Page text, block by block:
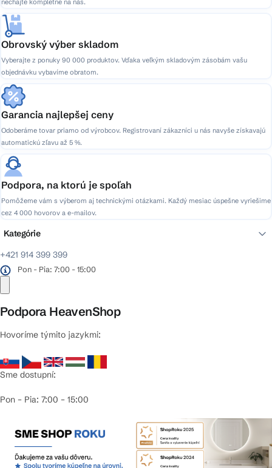
nechajte kompletne na nás.
Obrovský výber skladom
Vyberajte z ponuky 90 000 produktov. Vďaka veľkým skladovým zásobám vašu
objednávku vybavíme obratom.
Garancia najlepšej ceny
Odoberáme tovar priamo od výrobcov. Registrovaní zákazníci u nás navyše získavajú
automatickú zľavu až 5 %.
Podpora, na ktorú je spoľah
Pomôžeme vám s výberom aj technickými otázkami. Každý mesiac úspešne vyriešime
cez 4 000 hovorov a e-mailov.
+421 914 399 399
Pon - Pia: 7:00 - 15:00
Podpora HeavenShop
Hovoríme týmito jazykmi:
Sme dostupní:
Pon – Pia: 7:00 – 15:00
Kategórie